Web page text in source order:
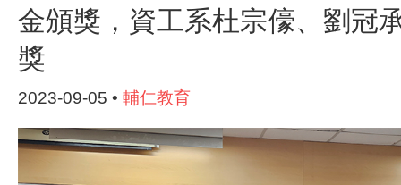
金頒獎，資工系杜宗儫、劉冠
獎
2023-09-05 • 輔仁教育